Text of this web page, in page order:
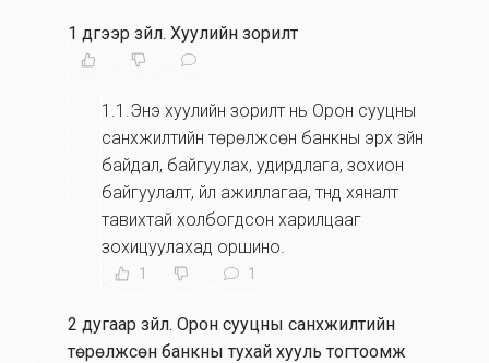
1 дүгээр зүйл. Хуулийн зорилт
1.1.Энэ хуулийн зорилт нь Орон сууцны
санхүүжилтийн төрөлжсөн банкны эрх зүйн
байдал, байгуулах, удирдлага, зохион
байгуулалт, үйл ажиллагаа, түүнд хяналт
тавихтай холбогдсон харилцааг
зохицуулахад оршино.
1 1
2 дугаар зүйл. Орон сууцны санхүүжилтийн
төрөлжсөн банкны тухай хууль тогтоомж